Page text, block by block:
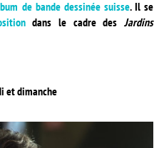
de bande dessinée suisse. Il se
dans le cadre desJardins
et dimanche